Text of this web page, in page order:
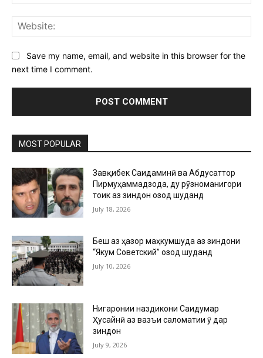
Save my name, email, and website in this browser for the
next time I comment.
MOST POPULAR
Завқибек Саидаминӣ ва Абдусаттор
Пирмуҳаммадзода, ду рӯзноманигори
тоҷик аз зиндон озод шуданд
July 18, 2026
Беш аз ҳазор маҳкумшуда аз зиндони
“Якум Советский” озод шуданд
July 10, 2026
Нигаронии наздикони Саидумар
Ҳусайнӣ аз вазъи саломатии ӯ дар
зиндон
July 9, 2026